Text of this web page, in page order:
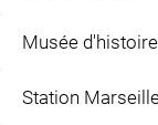
Musée
Station